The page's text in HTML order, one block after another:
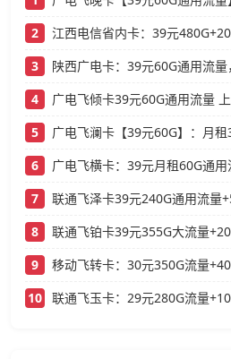
2
3
4
广电飞倾卡39元60G通用流量
5
6
7
8
联通飞铂卡39元355G大流量
9
10 联通飞玉卡：29元280G流量